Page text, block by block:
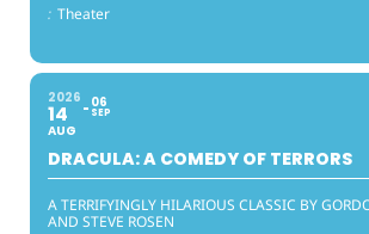
: Theater
2026
14
AUG
06
SEP
DRACULA: A COMEDY OF TERRORS
A TERRIFYINGLY HILARIOUS CLASSIC BY
AND STEVE ROSEN